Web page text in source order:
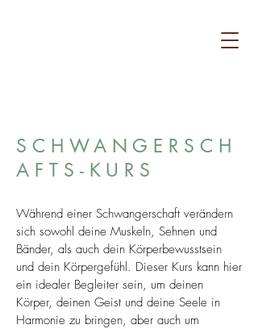
SCHWANGERSCH
AFTS-KURS
Während einer Schwangerschaft verändern
sich sowohl deine Muskeln, Sehnen und
Bänder, als auch dein Körperbewusstsein
und dein Körpergefühl. Dieser Kurs kann hier
ein idealer Begleiter sein, um deinen
Körper, deinen Geist und deine Seele in
Harmonie zu bringen, aber auch um